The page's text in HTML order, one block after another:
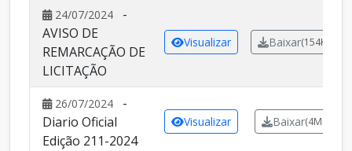
24/07/2024
-
AVISO DE
REMARCAÇÃO DE
LICITAÇÃO
Visualizar Baixar(154KB)
26/07/2024
-
Diario Oficial
Edição 211-2024
Visualizar Baixar(4MB)